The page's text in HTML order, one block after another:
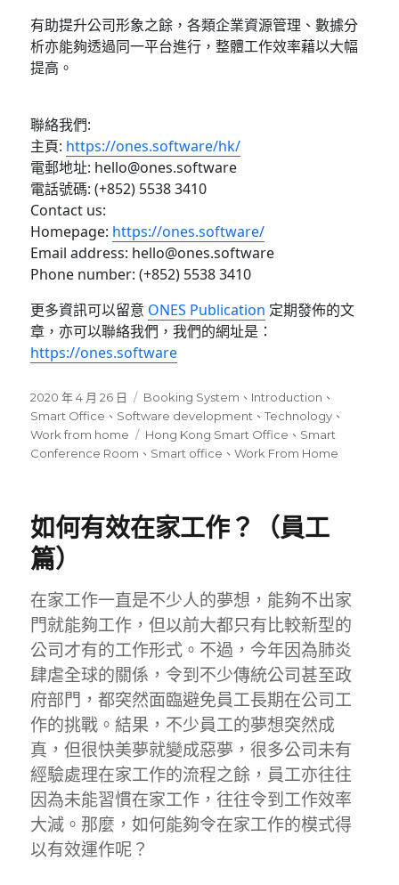
有助提升公司形象之餘，各類企業資源管理、數據分
析亦能夠透過同一平台進行，整體工作效率藉以大幅
提高。
聯絡我們:
主頁: https://ones.software/hk/
電郵地址: hello@ones.software
電話號碼: (+852) 5538 3410
Contact us:
Homepage: https://ones.software/
Email address: hello@ones.software
Phone number: (+852) 5538 3410
更多資訊可以留意 ONES Publication 定期發佈的文
章，亦可以聯絡我們，我們的網址是：
https://ones.software
發
佈
日
期:
2020 年 4 月 26 日
分
類
Booking System 、 Introduction 、
Smart Office 、 Software development 、Technology 、
Work from home
標
籤
Hong Kong Smart Office 、 Smart
Conference Room 、 Smart office 、Work From Home
如何有效在家工作？（員工
篇）
在家工作一直是不少人的夢想，能夠不出家
門就能夠工作，但以前大都只有比較新型的
公司才有的工作形式。不過，今年因為肺炎
肆虐全球的關係，令到不少傳統公司甚至政
府部門，都突然面臨避免員工長期在公司工
作的挑戰。結果，不少員工的夢想突然成
真，但很快美夢就變成惡夢，很多公司未有
經驗處理在家工作的流程之餘，員工亦往往
因為未能習慣在家工作，往往令到工作效率
大減。那麼，如何能夠令在家工作的模式得
以有效運作呢？